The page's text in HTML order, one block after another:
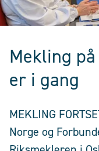
Mekling
er i gang
MEKLING
Norge og